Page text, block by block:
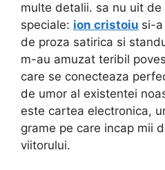
multe detalii. sa nu uit
speciale: ion cristoiu si-a
de proza satirica si
m-au amuzat teribil
care se conecteaza
de umor al existentei
este cartea electronica,
grame pe care incap mii
viitorului.